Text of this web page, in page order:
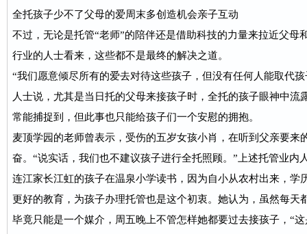
全托孩子少不了父母的爱周末多创造机会亲子互动
不过，无论是托管“老师”的陪伴还是借助科技的力量来拉近父母
行业的人士看来，这些都不是最终的解决之道。
“我们愿意倾尽所有的爱去对待这些孩子，但没有任何人能取代
人士说，尤其是当日托的父母来接孩子时，全托的孩子眼神中流
常能捕捉到，但此事也只能给孩子们一个安慰的拥抱。
麦顶学园的老师曾表示，受伤的五岁女孩小肖，在听到父亲要来
奋。“说实话，我们也不建议孩子进行全托照顾。”上述托管业内
连江家长江虹的孩子在温泉小学读书，因为自小从农村出来，学
更好的教育，为孩子办理托管也是这个初衷。她认为，虽然每天
毕竟只能是一个媒介，周五晚上不管怎样她都要过去接孩子，“